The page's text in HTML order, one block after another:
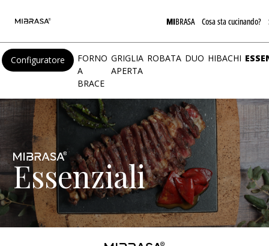
MIBRASA Cosa sta cucinando?
Configuratore
FORNO
A
BRACE
GRIGLIA
APERTA
ROBATA DUO HIBACHI
Essenziali